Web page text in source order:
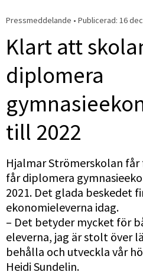
Pressmeddelande • Publicerad: 16
Klart att
diplomera
till 2022
Hjalmar Strömerskolan
får diplomera
2021. Det glada beskedet
ekonomieleverna idag.
– Det betyder mycket för
eleverna, jag är stolt över
behålla och utveckla vår
Heidi Sundelin.